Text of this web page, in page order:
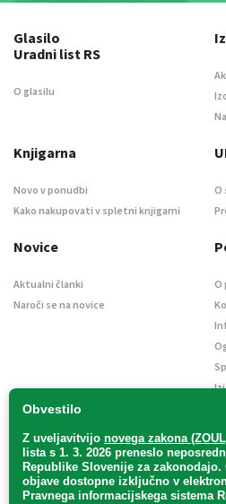
Obvestilo
Z uveljavitvijo novega zakona
lista s 1. 3. 2026 preneslo
Republike Slovenije za zakonodajo.
objave dostopne izključno v
Pravnega informacijskega sistema
Glasilo
Uradni list RS
O glasilu
Knjigarna
Novo v ponudbi
Kako nakupovati v spletni knjigarni
O
Novice
Aktualni članki
Naroči se na novice
O